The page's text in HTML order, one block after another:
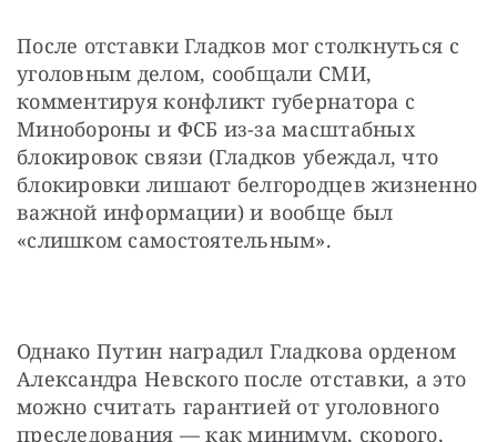
После отставки Гладков мог столкнуться с
уголовным делом, сообщали СМИ,
комментируя конфликт губернатора с
Минобороны и ФСБ из-за масштабных
блокировок связи (Гладков убеждал, что
блокировки лишают белгородцев жизненно
важной информации) и вообще был
«слишком самостоятельным».
Однако Путин наградил Гладкова орденом
Александра Невского после отставки, а это
можно считать гарантией от уголовного
преследования — как минимум, скорого,